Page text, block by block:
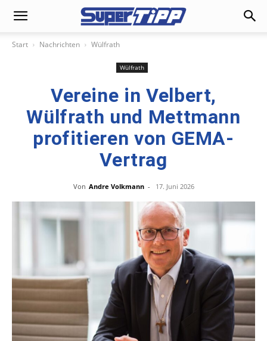
Start Nachrichten Wülfrath
Wülfrath
Vereine in Velbert,
Wülfrath und Mettmann
profitieren von GEMA-
Vertrag
Von Andre Volkmann - 17. Juni 2026